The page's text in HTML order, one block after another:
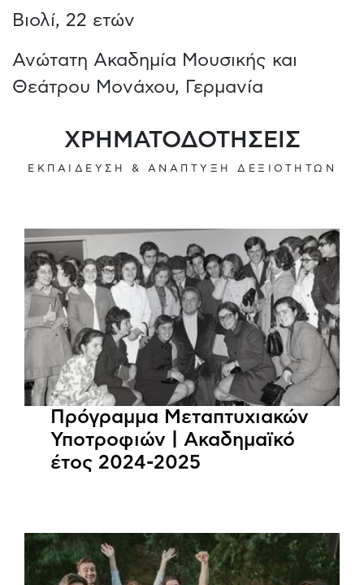
Βιολί, 22 ετών
Ανώτατη Ακαδημία Μουσικής και
Θεάτρου Μονάχου, Γερμανία
ΧΡΗΜΑΤΟΔΟΤΗΣΕΙΣ
ΕΚΠΑΙΔΕΥΣΗ & ΑΝΑΠΤΥΞΗ ΔΕΞΙΟΤΗΤΩΝ
Πρόγραμμα Μεταπτυχιακών
Υποτροφιών | Ακαδημαϊκό
έτος 2024-2025